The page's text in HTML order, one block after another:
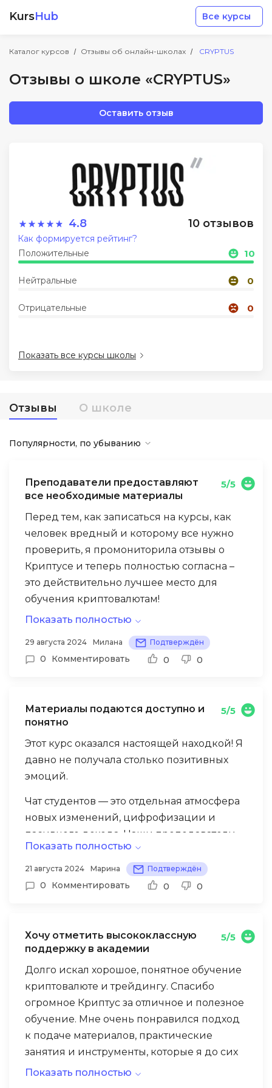
KursHub Все курсы
Каталог курсов Отзывы об онлайн-школах CRYPTUS
Отзывы о школе «CRYPTUS»
Оставить отзыв
4.8 10 отзывов
Положительные 10
Нейтральные 0
Отрицательные 0
Как формируется рейтинг?
Показать все курсы школы
Отзывы О школе
Популярности, по убыванию
Преподаватели предоставляют
все необходимые материалы
5/5
Перед тем, как записаться на курсы, как
человек вредный и которому все нужно
проверить, я промониторила отзывы о
Криптусе и теперь полностью согласна –
это действительно лучшее место для
обучения криптовалютам!
Преподаватели предоставляют все
необходимые материалы, чтобы уверенно
войти в мир криптоинвестиций и начать
актуальные новости и обменяться
прогнозами, но и насладиться дружеской
атмосферой, где шутки и мемы становятся
единение делает обучение не только
увлекательным!
Но все это хорошо до моента пока не
получите свою первую прибыль от сделки
— это уже совершенно другие чувства,
эйфория чего то грандиозного.
Понимаешь, что все сложности этого не
простого направлени не напрасны.
Показать полностью
29 августа 2024 Милана Подтверждён
0 Комментировать 0 0
Материалы подаются доступно и
понятно
5/5
Этот курс оказался настоящей находкой! Я
давно не получала столько позитивных
эмоций.
Чат студентов — это отдельная атмосфера
новых изменений, цифрофизации и
пасивного дохода. Наши преподаватели,
кураторы и однокурсники – все
потрясающие, атмосфера на занятиях
заряжает энергией и вдохновением. Но
и понятно, что уже с первых уроков я
уверенно вышла на биржу и начала
работать. Более того я купила себе робота,
который помогает и улучшает процес
заработка, а также ведет контроль сделок,
чтобы в нужный момент закрыть, тем
самым снизить риски потерь к минимуму.
Практические занятия сыграли огромную
роль, они помогли не только закрепить
Показать полностью
21 августа 2024 Марина Подтверждён
0 Комментировать 0 0
Хочу отметить высококлассную
поддержку в академии
5/5
Долго искал хорошое, понятное обучение
криптовалюте и трейдингу. Спасибо
огромное Криптус за отличное и полезное
обучение. Мне очень понравился подход
к подаче материалов, практические
занятия и инструменты, которые я до сих
пор активно использую в своей работе.
Показать полностью
Маркетинг
Дизайн
Аналитика
Менеджмент
Детям
Акции и промокоды